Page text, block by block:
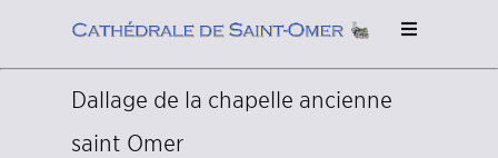
Dallage de la chapelle ancienne
saint Omer